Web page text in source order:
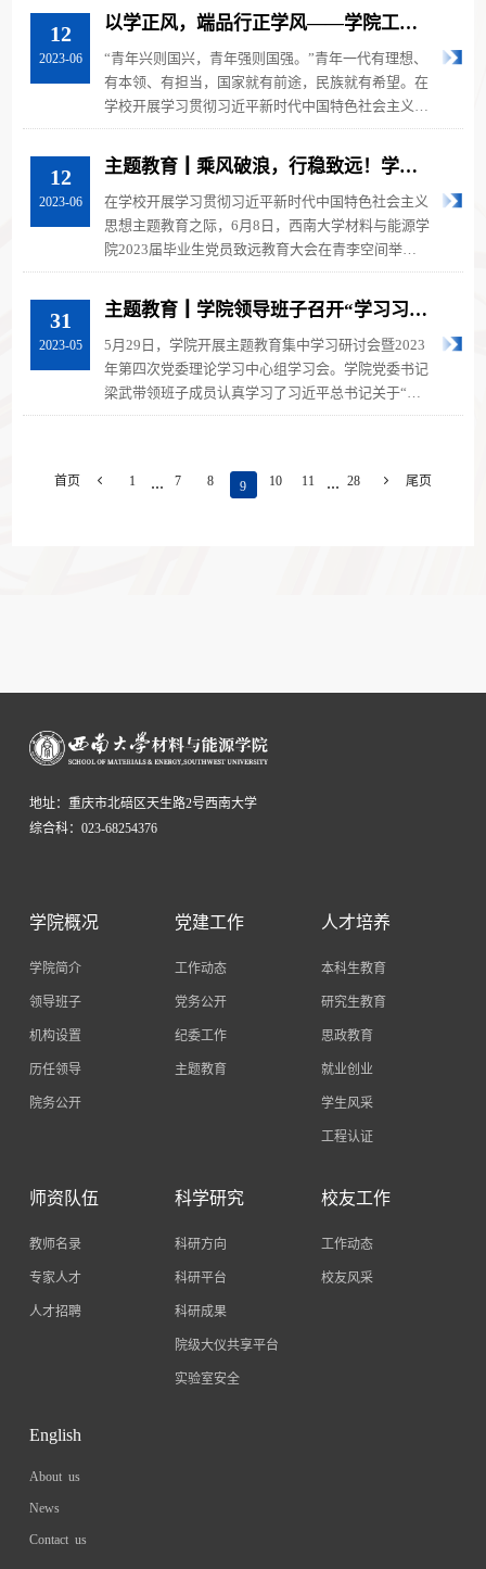
12
2023-06
以学正风，端品行正学风——学院工学
研究生第二党支部开展6月主题党日活动
“青年兴则国兴，青年强则国强。”青年一代有理想、
有本领、有担当，国家就有前途，民族就有希望。在
学校开展学习贯彻习近平新时代中国特色社会主义思
想主题教育之际，为进一步教...
12
2023-06
主题教育┃乘风破浪，行稳致远！学院
召开2023届毕业生党员致远教育大会
在学校开展学习贯彻习近平新时代中国特色社会主义
思想主题教育之际，6月8日，西南大学材料与能源学
院2023届毕业生党员致远教育大会在青李空间举
行。学院党委书记梁武、副书记李英...
31
2023-05
主题教育┃学院领导班子召开“学习习近
平总书记关于‘三新一高’重要论述，以
学增智促发展”专题学习研讨会暨2023年
第四次党委理论学习中心组学习会
5月29日，学院开展主题教育集中学习研讨会暨2023
年第四次党委理论学习中心组学习会。学院党委书记
梁武带领班子成员认真学习了习近平总书记关于“三
新一高”重要论述，深刻理解和把...
首页  1 7 8 9 10 11 28  尾页
地址：重庆市北碚区天生路2号西南大学
综合科：023-68254376
学院概况
学院简介
领导班子
机构设置
历任领导
院务公开
党建工作
工作动态
党务公开
纪委工作
主题教育
人才培养
本科生教育
研究生教育
思政教育
就业创业
学生风采
工程认证
师资队伍
教师名录
专家人才
人才招聘
科学研究
科研方向
科研平台
科研成果
院级大仪共享平台
实验室安全
校友工作
工作动态
校友风采
English
About us
News
Contact us